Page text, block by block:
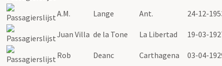
A.M. Lange Ant. 24-12-
Juan Villa de la Tone La Libertad 19-03-
Rob Deanc Carthagena 03-04-